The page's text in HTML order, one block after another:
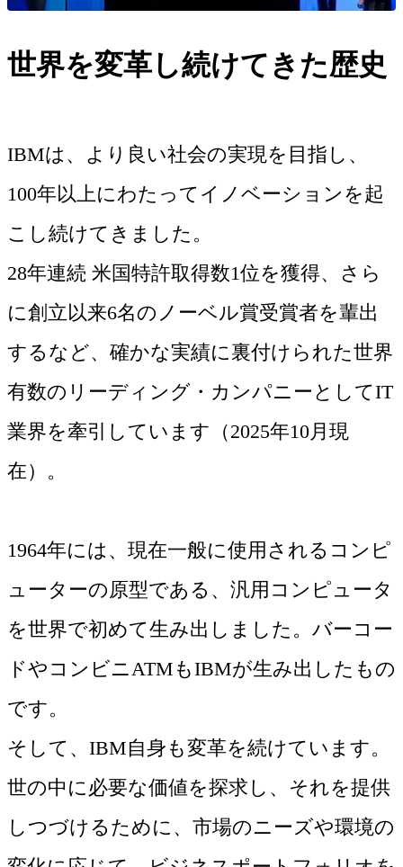
世界を変革し続けてきた歴史
IBMは、より良い社会の実現を目指し、
100年以上にわたってイノベーションを起
こし続けてきました。
28年連続 米国特許取得数1位を獲得、さら
に創立以来6名のノーベル賞受賞者を輩出
するなど、確かな実績に裏付けられた世界
有数のリーディング・カンパニーとしてIT
業界を牽引しています（2025年10月現
在）。
1964年には、現在一般に使用されるコンピ
ューターの原型である、汎用コンピュータ
を世界で初めて生み出しました。バーコー
ドやコンビニATMもIBMが生み出したもの
です。
そして、IBM自身も変革を続けています。
世の中に必要な価値を探求し、それを提供
しつづけるために、市場のニーズや環境の